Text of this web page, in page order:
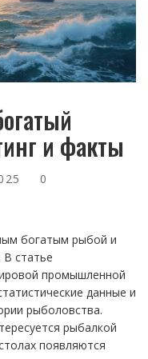
и факты
0
богатым рыбой и
В статье
промышленной
данные и
рыболовства.
рыбалкой
появляются